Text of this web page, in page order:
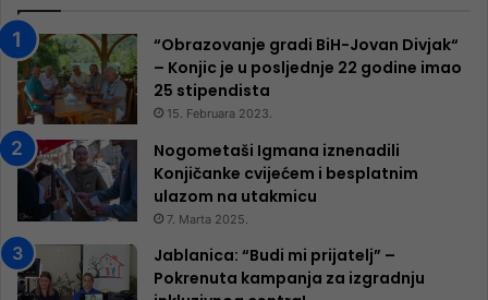
“Obrazovanje gradi BiH-Jovan Divjak“
– Konjic je u posljednje 22 godine imao
25 ​​stipendista
15. Februara 2023.
Nogometaši Igmana iznenadili
Konjičanke cvijećem i besplatnim
ulazom na utakmicu
7. Marta 2025.
Jablanica: “Budi mi prijatelj” –
Pokrenuta kampanja za izgradnju